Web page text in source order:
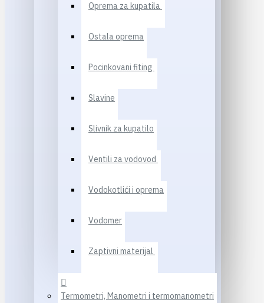
Oprema za kupatila
Ostala oprema
Pocinkovani fiting
Slavine
Slivnik za kupatilo
Ventili za vodovod
Vodokotlići i oprema
Vodomer
Zaptivni materijal
Termometri, Manometri i termomanometri